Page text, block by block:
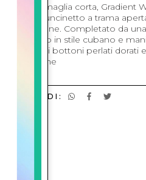
Camicia a maglia corta, Gradient
cotone all'uncinetto a trama
della stagione. Completato da
con colletto in stile cubano e
caratteristici bottoni perlati dorati
100% cotone
CONDIVIDI: